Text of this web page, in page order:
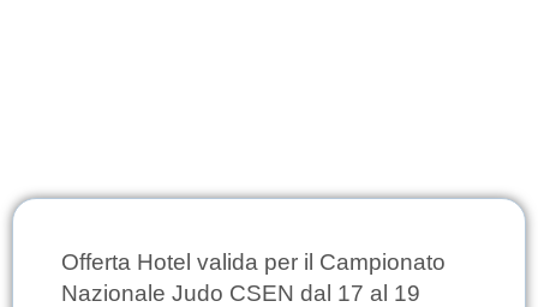
Offerta Hotel valida per il Campionato
Nazionale Judo CSEN dal 17 al 19